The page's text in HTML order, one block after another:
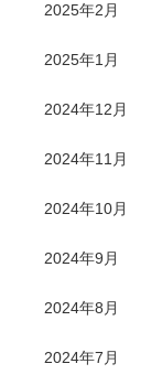
2025年2月
2025年1月
2024年12月
2024年11月
2024年10月
2024年9月
2024年8月
2024年7月